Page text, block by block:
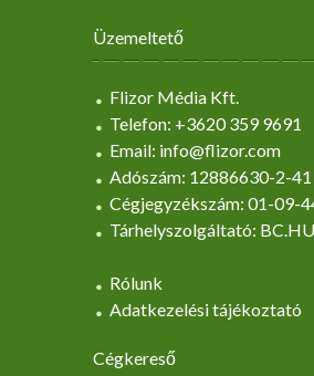
Üzemeltető
Flizor Média Kft.
Telefon: +3620 359 9691
Email: info@flizor.com
Adószám: 12886630-2-41
Cégjegyzékszám: 01-09-
Tárhelyszolgáltató:
Rólunk
Adatkezelési tájékoztató
Cégkereső